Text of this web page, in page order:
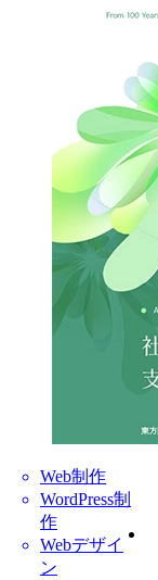
Web制作
WordPress制
作
Webデザイ
ン